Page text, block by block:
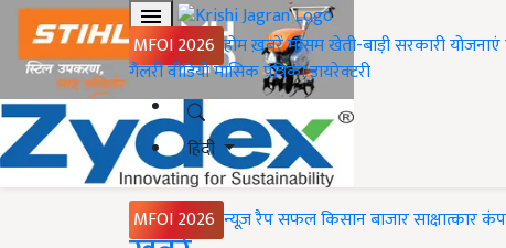
MFOI 2026 होमख़बरेंमौसमखेती-बाड़ीसरकारी योजनाएं
गैलरीवीडियोमासिक पत्रिकाडायरेक्टरी
हिंदी
MFOI 2026 न्यूज़ रैपसफल किसानबाजारसाक्षात्कार
Home